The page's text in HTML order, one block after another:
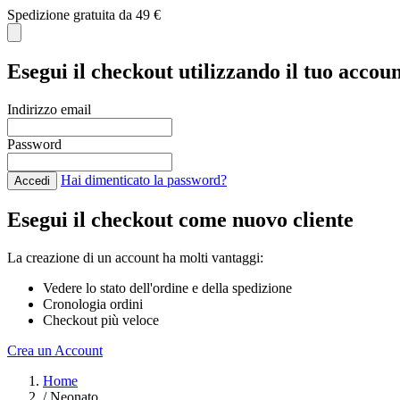
Spedizione gratuita da 49 €
Esegui il checkout utilizzando il tuo
Indirizzo email
Password
Accedi Hai dimenticato la password?
Esegui il checkout come nuovo cliente
La creazione di un account ha molti vantaggi:
Vedere lo stato dell'ordine e della spedizione
Cronologia ordini
Checkout più veloce
Crea un Account
Home
/ Neonato